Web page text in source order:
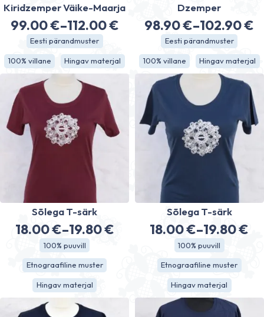
Kiridzemper Väike-Maarja
99.00€–112.00€
Price
range:
99.00 €
through
112.00 €
Eesti pärandmuster
100% villane Hingav materjal
Dzemper
98.90€–102.90€
Price
range:
98.90 €
through
102.90 €
Eesti pärandmuster
100% villane Hingav materjal
Sõlega T-särk
18.00€–19.80€
Price
range:
18.00 €
through
19.80 €
100% puuvill
Etnograafiline muster
Hingav materjal
Sõlega T-särk
18.00€–19.80€
Price
range:
18.00 €
through
19.80 €
100% puuvill
Etnograafiline muster
Hingav materjal